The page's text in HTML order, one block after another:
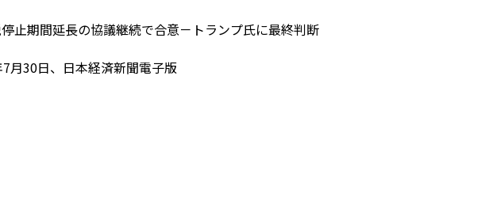
止期間延長の協議継続で合意－トランプ氏に最終判断
月30日、日本経済新聞電子版